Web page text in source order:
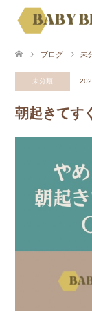
ブログ 未
未分類
朝起きてす